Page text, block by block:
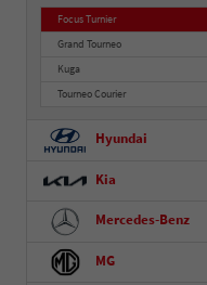
Focus Turnier
Grand Tourneo
Kuga
Tourneo Courier
Hyundai
Kia
Mercedes-Benz
MG